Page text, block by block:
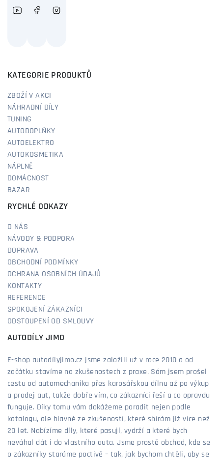
KATEGORIE PRODUKTŮ
ZBOŽÍ V AKCI
NÁHRADNÍ DÍLY
TUNING
AUTODOPLŇKY
AUTOELEKTRO
AUTOKOSMETIKA
NÁPLNĚ
DOMÁCNOST
BAZAR
RYCHLÉ ODKAZY
O NÁS
NÁVODY & PODPORA
DOPRAVA
OBCHODNÍ PODMÍNKY
OCHRANA OSOBNÍCH ÚDAJŮ
KONTAKTY
REFERENCE
SPOKOJENÍ ZÁKAZNÍCI
ODSTOUPENÍ OD SMLOUVY
AUTODÍLY JIMO
E-shop autodílyjimo.cz jsme založili už v roce 2010 a od
začátku stavíme na zkušenostech z praxe. Sám jsem prošel
cestu od automechanika přes karosářskou dílnu až po výkup
a prodej aut, takže dobře vím, co zákazníci řeší a co opravdu
funguje. Díky tomu vám dokážeme poradit nejen podle
katalogu, ale hlavně ze zkušeností, které sbírám již více než
20 let. Nabízíme díly, které pasují, vydrží a které bych
neváhal dát i do vlastního auta. Jsme prostě obchod, kde se
o zákazníky staráme poctivě – tak, jak bychom chtěli, aby se